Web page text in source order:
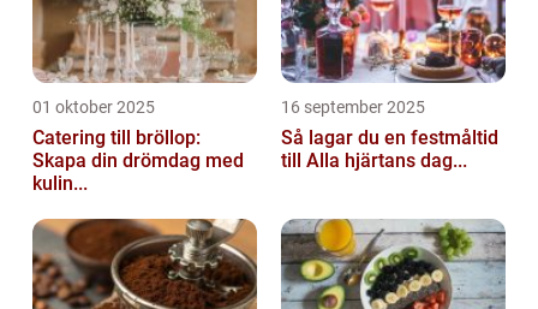
01 oktober 2025
Catering till bröllop:
Skapa din drömdag med
kulin...
16 september 2025
Så lagar du en festmåltid
till Alla hjärtans dag...